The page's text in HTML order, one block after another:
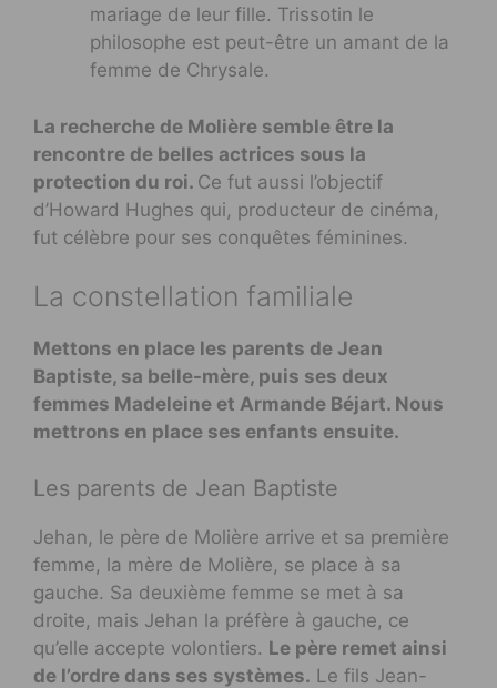
mariage de leur fille. Trissotin le
philosophe est peut-être un amant de la
femme de Chrysale.
La recherche de Molière semble être la
rencontre de belles actrices sous la
protection du roi. Ce fut aussi l’objectif
d’Howard Hughes qui, producteur de cinéma,
fut célèbre pour ses conquêtes féminines.
La constellation familiale
Mettons en place les parents de Jean
Baptiste, sa belle-mère, puis ses deux
femmes Madeleine et Armande Béjart. Nous
mettrons en place ses enfants ensuite.
Les parents de Jean Baptiste
Jehan, le père de Molière arrive et sa première
femme, la mère de Molière, se place à sa
gauche. Sa deuxième femme se met à sa
droite, mais Jehan la préfère à gauche, ce
qu’elle accepte volontiers. Le père remet ainsi
de l’ordre dans ses systèmes. Le fils Jean-